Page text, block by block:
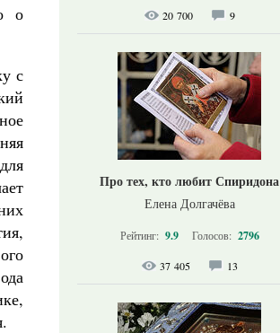
о
с
20 700 9
Про тех, кто любит Спиридона
Елена Долгачёва
Рейтинг: 9.9 Голосов: 2796
37 405 13